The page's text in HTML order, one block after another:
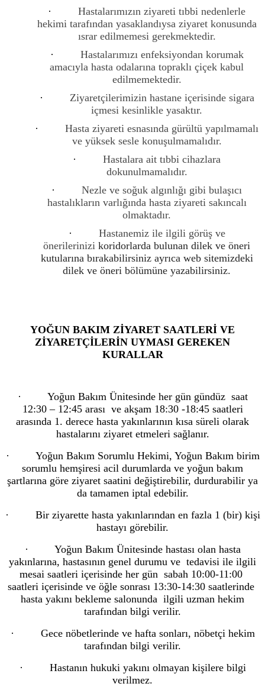
· Hastalarımızın ziyareti tıbbi nedenlerle
hekimi tarafından yasaklandıysa ziyaret konusunda
ısrar edilmemesi gerekmektedir.
· Hastalarımızı enfeksiyondan korumak
amacıyla hasta odalarına topraklı çiçek kabul
edilmemektedir.
· Ziyaretçilerimizin hastane içerisinde sigara
içmesi kesinlikle yasaktır.
· Hasta ziyareti esnasında gürültü yapılmamalı
ve yüksek sesle konuşulmamalıdır.
· Hastalara ait tıbbi cihazlara
dokunulmamalıdır.
· Nezle ve soğuk algınlığı gibi bulaşıcı
hastalıkların varlığında hasta ziyareti sakıncalı
olmaktadır.
· Hastanemiz ile ilgili görüş ve
önerilerinizi koridorlarda bulunan dilek ve öneri
kutularına bırakabilirsiniz ayrıca web sitemizdeki
dilek ve öneri bölümüne yazabilirsiniz.
YOĞUN BAKIM ZİYARET SAATLERİ VE
ZİYARETÇİLERİN UYMASI GEREKEN
KURALLAR
· Yoğun Bakım Ünitesinde her gün gündüz saat
12:30 – 12:45 arası ve akşam 18:30 -18:45 saatleri
arasında 1. derece hasta yakınlarının kısa süreli olarak
hastalarını ziyaret etmeleri sağlanır.
· Yoğun Bakım Sorumlu Hekimi, Yoğun Bakım birim
sorumlu hemşiresi acil durumlarda ve yoğun bakım
şartlarına göre ziyaret saatini değiştirebilir, durdurabilir ya
da tamamen iptal edebilir.
· Bir ziyarette hasta yakınlarından en fazla 1 (bir) kişi
hastayı görebilir.
· Yoğun Bakım Ünitesinde hastası olan hasta
yakınlarına, hastasının genel durumu ve tedavisi ile ilgili
mesai saatleri içerisinde her gün sabah 10:00-11:00
saatleri içerisinde ve öğle sonrası 13:30-14:30 saatlerinde
hasta yakını bekleme salonunda ilgili uzman hekim
tarafından bilgi verilir.
· Gece nöbetlerinde ve hafta sonları, nöbetçi hekim
tarafından bilgi verilir.
· Hastanın hukuki yakını olmayan kişilere bilgi
verilmez.